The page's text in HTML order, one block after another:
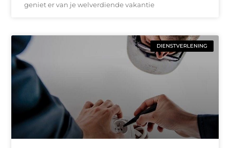
geniet er van je welverdiende vakantie
DIENSTVERLENING